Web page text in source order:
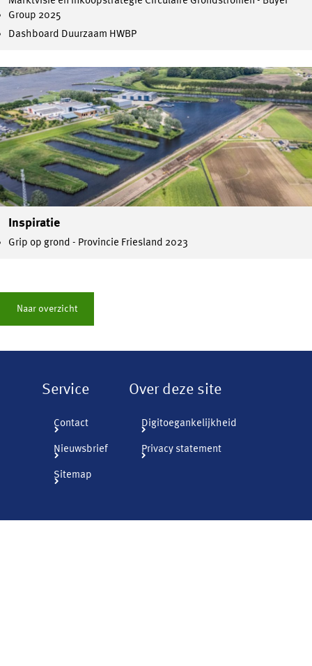
Group 2025
Dashboard Duurzaam HWBP
Inspiratie
Grip op grond - Provincie Friesland 2023
Naar overzicht
Service
Contact
Nieuwsbrief
Sitemap
Over deze site
Digitoegankelijkheid
Privacy statement